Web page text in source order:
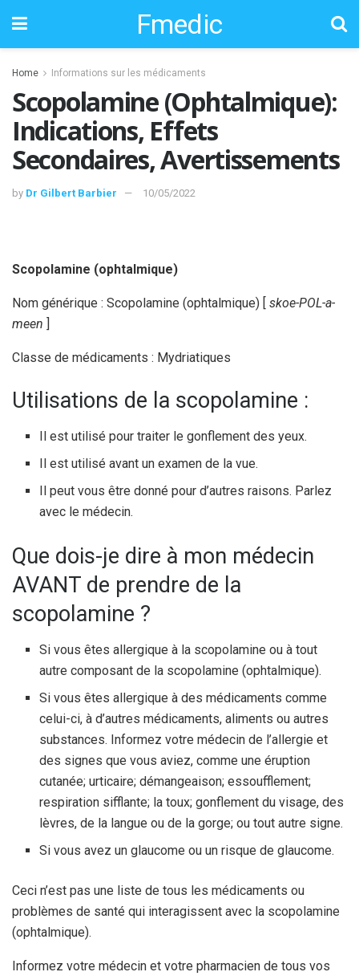
Fmedic
Home Informations sur les médicaments
Scopolamine (Ophtalmique):
Indications, Effets
Secondaires, Avertissements
by Dr Gilbert Barbier 10/05/2022
Scopolamine (ophtalmique)
Nom générique : Scopolamine (ophtalmique) [ skoe-POL-a-
meen ]
Classe de médicaments : Mydriatiques
Utilisations de la scopolamine :
Il est utilisé pour traiter le gonflement des yeux.
Il est utilisé avant un examen de la vue.
Il peut vous être donné pour d’autres raisons. Parlez
avec le médecin.
Que dois-je dire à mon médecin
AVANT de prendre de la
scopolamine ?
Si vous êtes allergique à la scopolamine ou à tout
autre composant de la scopolamine (ophtalmique).
Si vous êtes allergique à des médicaments comme
celui-ci, à d’autres médicaments, aliments ou autres
substances. Informez votre médecin de l’allergie et
des signes que vous aviez, comme une éruption
cutanée; urticaire; démangeaison; essoufflement;
respiration sifflante; la toux; gonflement du visage, des
lèvres, de la langue ou de la gorge; ou tout autre signe.
Si vous avez un glaucome ou un risque de glaucome.
Ceci n’est pas une liste de tous les médicaments ou
problèmes de santé qui interagissent avec la scopolamine
(ophtalmique).
Informez votre médecin et votre pharmacien de tous vos